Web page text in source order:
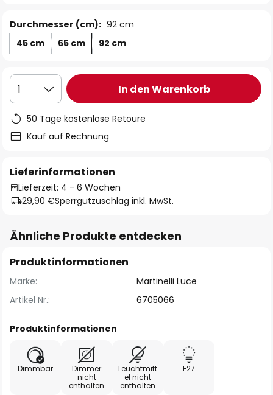
Durchmesser (cm): 92 cm
45 cm
65 cm 92 cm
1 In den Warenkorb
50 Tage kostenlose Retoure
Kauf auf Rechnung
Lieferinformationen
Lieferzeit: 4 - 6 Wochen
29,90 €Sperrgutzuschlag inkl. MwSt.
Ähnliche Produkte entdecken
Produktinformationen
Marke:
Martinelli Luce
Artikel Nr.:
6705066
Produktinformationen
Dimmbar
Dimmer
nicht
enthalten
Leuchtmitt
el nicht
enthalten
E27